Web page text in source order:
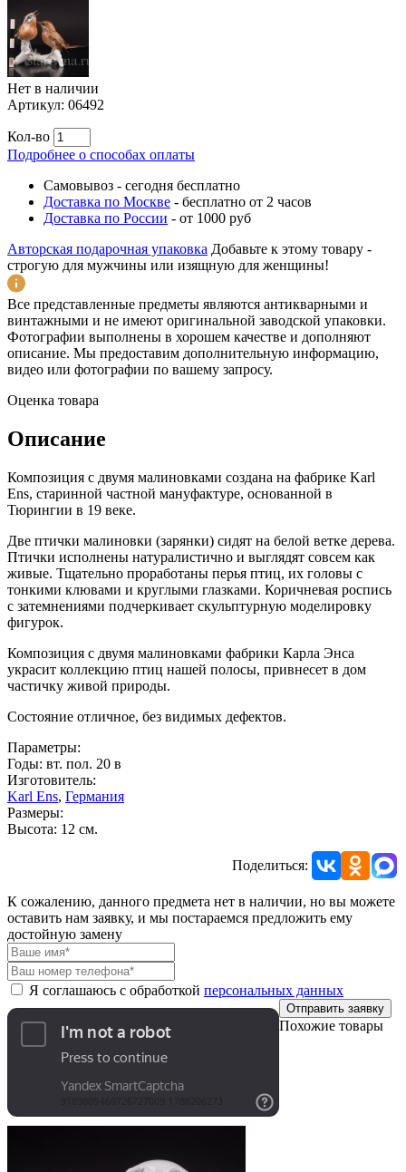
Нет в наличии
Артикул: 06492
Кол-во
Подробнее о способах оплаты
Самовывоз - сегодня бесплатно
Доставка по Москве - бесплатно от 2 часов
Доставка по России - от 1000 руб
Авторская подарочная упаковка Добавьте к этому товару -
строгую для мужчины или изящную для женщины!
Все представленные предметы являются антикварными и
винтажными и не имеют оригинальной заводской упаковки.
Фотографии выполнены в хорошем качестве и дополняют
описание. Мы предоставим дополнительную информацию,
видео или фотографии по вашему запросу.
Оценка товара
Описание
Композиция с двумя малиновками создана на фабрике Karl
Ens, старинной частной мануфактуре, основанной в
Тюрингии в 19 веке.
Две птички малиновки (зарянки) сидят на белой ветке дерева.
Птички исполнены натуралистично и выглядят совсем как
живые. Тщательно проработаны перья птиц, их головы с
тонкими клювами и круглыми глазками. Коричневая роспись
с затемнениями подчеркивает скульптурную моделировку
фигурок.
Композиция с двумя малиновками фабрики Карла Энса
украсит коллекцию птиц нашей полосы, привнесет в дом
частичку живой природы.
Состояние отличное, без видимых дефектов.
Параметры:
Годы: вт. пол. 20 в
Изготовитель:
Karl Ens, Германия
Размеры:
Высота: 12 см.
Поделиться:
К сожалению, данного предмета нет в наличии, но вы можете
оставить нам заявку, и мы постараемся предложить ему
достойную замену
Я соглашаюсь с обработкой персональных данных
Отправить заявку
Похожие товары